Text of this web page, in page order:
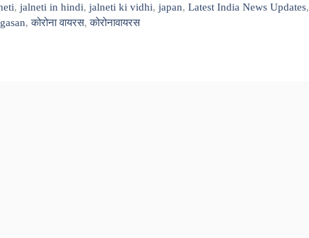
, jalneti in hindi, jalneti ki vidhi, japan, Latest India News Updates,
,कोरोना वायरस,कोरोनावायरस